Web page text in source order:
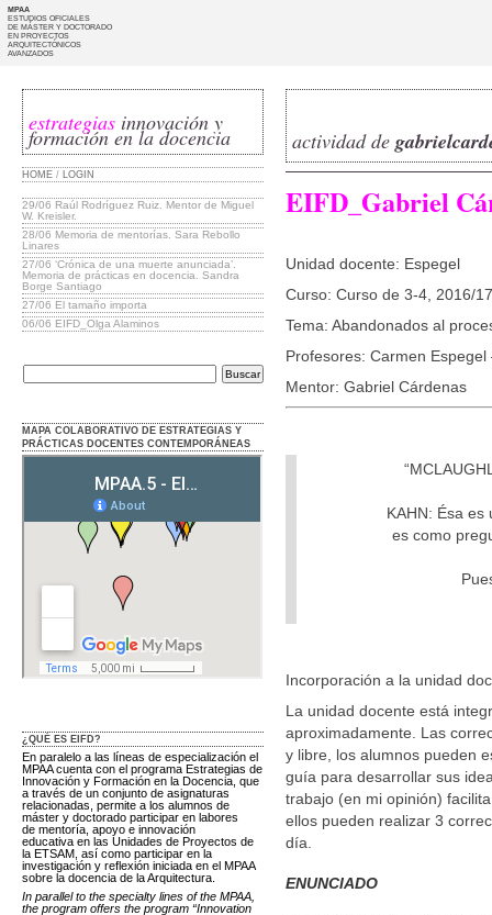
MPAA
ESTUDIOS OFICIALES
DE MÁSTER Y DOCTORADO
EN PROYECTOS
ARQUITECTÓNICOS
AVANZADOS
estrategias innovación y
formación en la docencia
HOME / LOGIN
29/06 Raúl Rodríguez Ruiz. Mentor de Miguel
W. Kreisler.
28/06 Memoria de mentorías. Sara Rebollo
Linares
27/06 ‘Crónica de una muerte anunciada’.
Memoria de prácticas en docencia. Sandra
Borge Santiago
27/06 El tamaño importa
06/06 EIFD_Olga Alaminos
MAPA COLABORATIVO DE ESTRATEGIAS Y
PRÁCTICAS DOCENTES CONTEMPORÁNEAS
¿QUÉ ES EIFD?
En paralelo a las líneas de especialización el
MPAA cuenta con el programa Estrategias de
Innovación y Formación en la Docencia, que
a través de un conjunto de asignaturas
relacionadas, permite a los alumnos de
máster y doctorado participar en labores
de mentoría, apoyo e innovación
educativa en las Unidades de Proyectos de
la ETSAM, así como participar en la
investigación y reflexión iniciada en el MPAA
sobre la docencia de la Arquitectura.
In parallel to the specialty lines of the MPAA,
the program offers the program “Innovation
actividad de
EIFD_Gabriel
Unidad docente: Espegel
Curso: Curso de 3-4, 2016/17
Tema: Abandonados al
Profesores: Carmen
Mentor: Gabriel Cárdenas
KAHN: Ésa
es como
Incorporación a la unidad
La unidad docente está
aproximadamente. Las
y libre, los alumnos pueden
guía para desarrollar sus
trabajo (en mi opinión)
ellos pueden realizar 3
día.
ENUNCIADO